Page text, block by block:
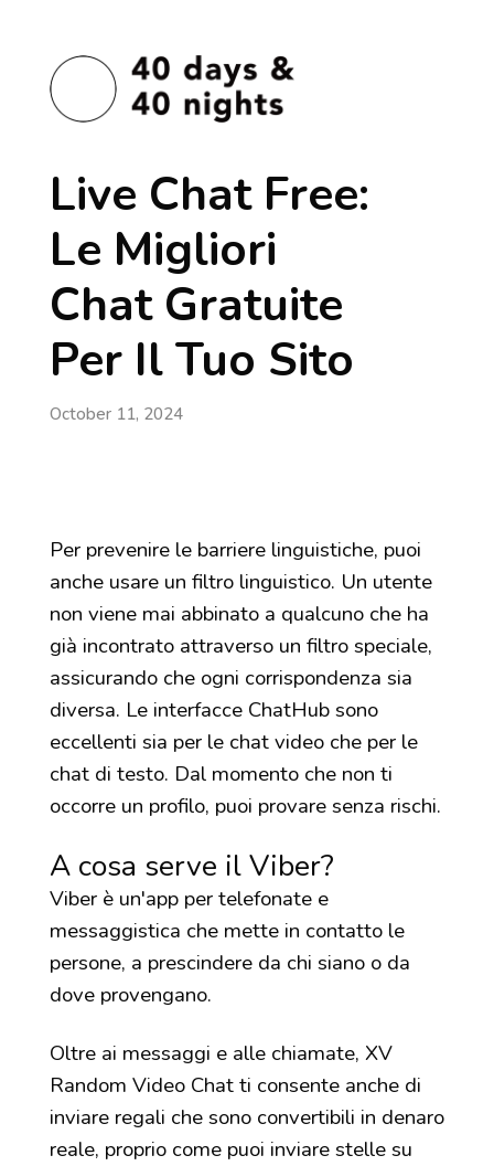
Live Chat Free:
Le Migliori
Chat Gratuite
Per Il Tuo Sito
October 11, 2024
Per prevenire le barriere linguistiche, puoi
anche usare un filtro linguistico. Un utente
non viene mai abbinato a qualcuno che ha
già incontrato attraverso un filtro speciale,
assicurando che ogni corrispondenza sia
diversa. Le interfacce ChatHub sono
eccellenti sia per le chat video che per le
chat di testo. Dal momento che non ti
occorre un profilo, puoi provare senza rischi.
A cosa serve il Viber?
Viber è un'app per telefonate e
messaggistica che mette in contatto le
persone, a prescindere da chi siano o da
dove provengano.
Oltre ai messaggi e alle chiamate, XV
Random Video Chat ti consente anche di
inviare regali che sono convertibili in denaro
reale, proprio come puoi inviare stelle su